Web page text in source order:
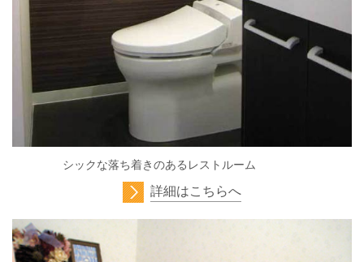
シックな落ち着きのあるレストルーム
詳細はこちらへ